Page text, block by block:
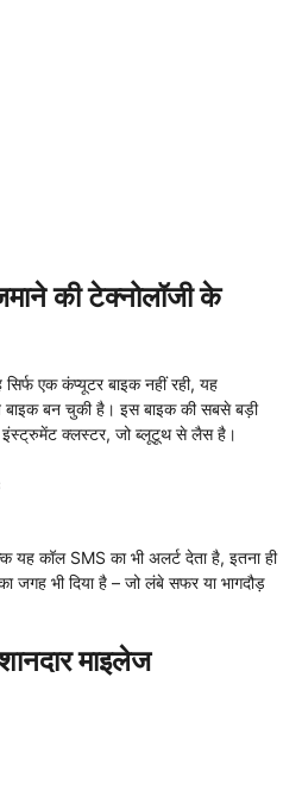
की टेक्नोलॉजी के
एक कंप्यूटर बाइक नहीं रही, यह
बाइक बन चुकी है। इस बाइक की सबसे बड़ी
क्लस्टर, जो ब्लूटूथ से लैस है।
यह कॉल SMS का भी अलर्ट देता है, इतना ही
जगह भी दिया है – जो लंबे सफर या भागदौड़
माइलेज